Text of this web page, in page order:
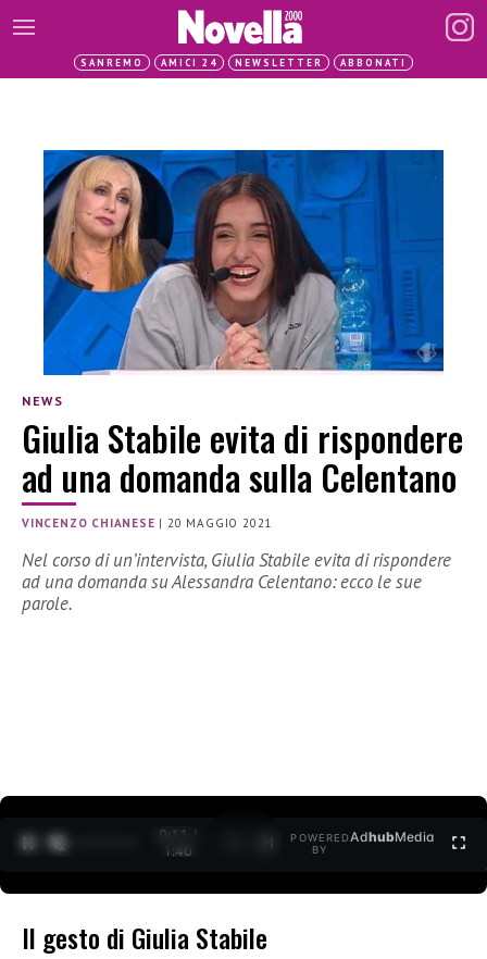
SANREMO AMICI 24 NEWSLETTER ABBONATI
NEWS
Giulia Stabile evita di rispondere
ad una domanda sulla Celentano
VINCENZO CHIANESE |20 MAGGIO 2021
Nel corso di un’intervista, Giulia Stabile evita di rispondere
ad una domanda su Alessandra Celentano: ecco le sue
parole.
0:12 /
1:40
POWERED
BY
AdhubMedia
Il gesto di Giulia Stabile